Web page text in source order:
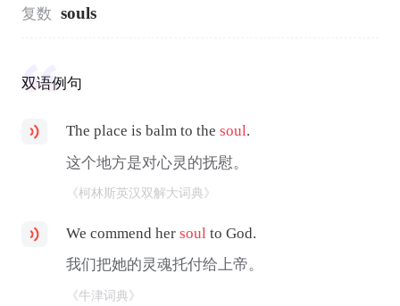
复数 souls
双语例句
The place is balm to thesoul.
这个地方是对心灵的抚慰。
《柯林斯英汉双解大词典》
We commend hersoul to God.
我们把她的灵魂托付给上帝。
《牛津词典》